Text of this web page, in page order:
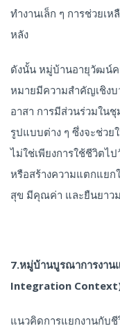
ทำงานเล็ก ๆ การช่วยเ
หลัง
ดังนั้น หมู่บ้านอายุวัฒน์ค
หมายมีความสำคัญเชิงบ
อาสา การมีส่วนร่วมใน
รูปแบบต่าง ๆ ซึ่งจะช่วย
ไม่ใช่เพียงการใช้ชีวิตไ
หรือสร้างความแตกแย
สุข มีคุณค่า และยืนยาว
7.หมู่บ้านบูรณาการงา
Integration
แนวคิดการแยกงานกับชี